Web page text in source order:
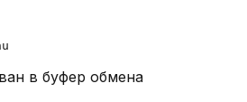
в буфер обмена